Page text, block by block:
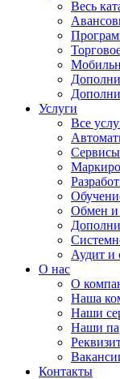
Весь
Услуги
Все
Обмен и
Аудит и
О нас
О
Наша
Наши
Наши
Контакты